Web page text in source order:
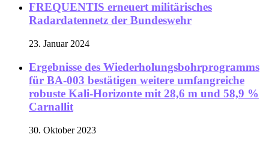
FREQUENTIS erneuert militärisches
Radardatennetz der Bundeswehr
23. Januar 2024
Ergebnisse des Wiederholungsbohrprogramms
für BA-003 bestätigen weitere umfangreiche
robuste Kali-Horizonte mit 28,6 m und 58,9 %
Carnallit
30. Oktober 2023